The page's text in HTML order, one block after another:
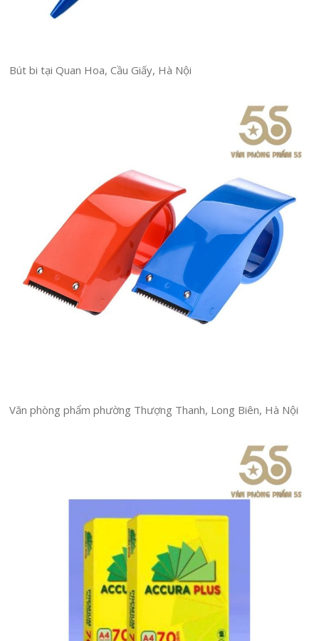
Bút bi tại Quan Hoa, Cầu Giấy, Hà Nội
Văn phòng phẩm phường Thượng Thanh, Long Biên, Hà Nội